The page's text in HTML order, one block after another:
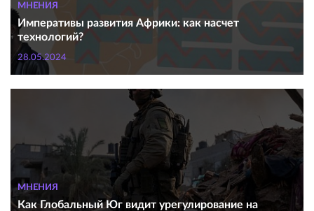
МНЕНИЯ
Императивы развития Африки: как насчет
технологий?
28.05.2024
МНЕНИЯ
Как Глобальный Юг видит урегулирование на